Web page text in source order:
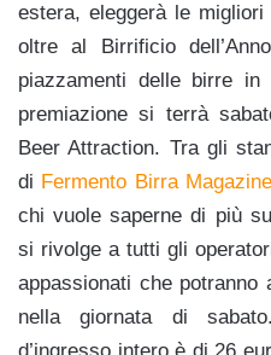
estera, eleggerà le
oltre al Birrificio
piazzamenti delle birre
premiazione si terrà
Beer Attraction. Tra gli
di Fermento Birra Magazine
chi vuole saperne di più
si rivolge a tutti gli
appassionati che potranno
nella giornata di